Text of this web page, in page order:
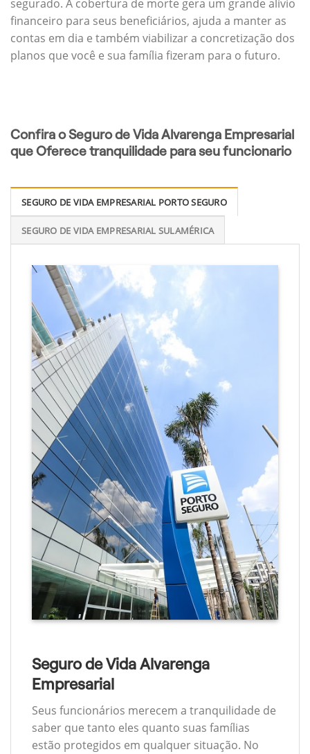
segurado. A cobertura de morte gera um grande alívio
financeiro para seus beneficiários, ajuda a manter as
contas em dia e também viabilizar a concretização dos
planos que você e sua família fizeram para o futuro.
Confira o Seguro de Vida Alvarenga Empresarial
que Oferece tranquilidade para seu funcionario
SEGURO DE VIDA EMPRESARIAL PORTO SEGURO
SEGURO DE VIDA EMPRESARIAL SULAMÉRICA
Seguro de Vida Alvarenga
Empresarial
Seus funcionários merecem a tranquilidade de
saber que tanto eles quanto suas famílias
estão protegidos em qualquer situação. No